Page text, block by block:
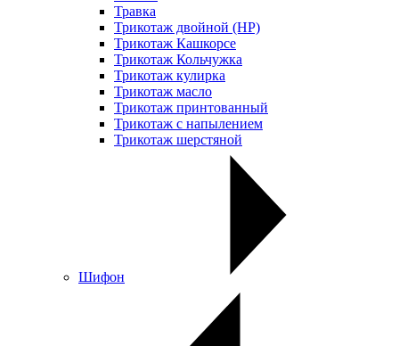
Травка
Трикотаж двойной (НР)
Трикотаж Кашкорсе
Трикотаж Кольчужка
Трикотаж кулирка
Трикотаж масло
Трикотаж принтованный
Трикотаж с напылением
Трикотаж шерстяной
Шифон